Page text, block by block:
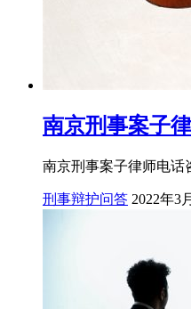
南京刑事案子
南京刑事案子律师电话
刑事辩护问答 2022年3